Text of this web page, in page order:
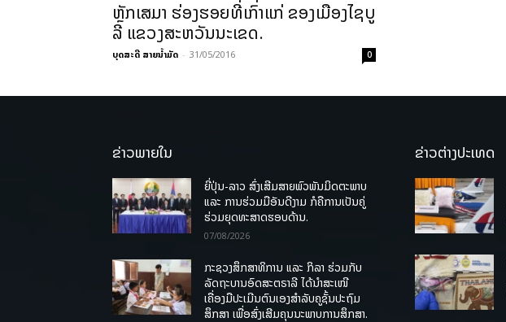
ຫຼັກເສມາ ຮ່ອງຮອຍທີ່ເກົ່າແກ່ ຂອງເມືອງໄຊບູ
ລີ ແຂວງສະຫວັນນະເຂດ.
ບຸດສະດີ ສາຍນ້ຳມັດ - 31/05/2016 0
ຂ່າວພາຍໃນ
ຍີ່ປຸ່ນ-ລາວ ສົ່ງເສີມສາຍພົວພັນມິດຕະພາບ
ແລະ ການຮ່ວມມືອັນດີງາມ ກໍຄືການເປັນຄູ່
ຮ່ວມຍຸດທະສາດຮອບດ້ານ.
07/08/2026
ກະຊວງສຶກສາທິການ ແລະ ກິລາ ຮ່ວມກັບ
ລັດຖະບານອົດສະຕຣາລີ ໄດ້ນຳສະເໜີ
ເຄື່ອງມືປະເມີນຕົນເອງສຳລັບຄູຊັ້ນປະຖົມ
ສຶກສາ ເພື່ອສົ່ງເສີມຄຸນນະພາບການສຶກສາ.
ຂ່າວຕ່າງປະເທດ